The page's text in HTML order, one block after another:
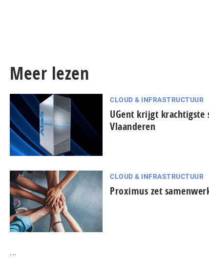
Meer lezen
CLOUD & INFRASTRUCTUUR
UGent krijgt krachtigste
Vlaanderen
CLOUD & INFRASTRUCTUUR
Proximus zet
...